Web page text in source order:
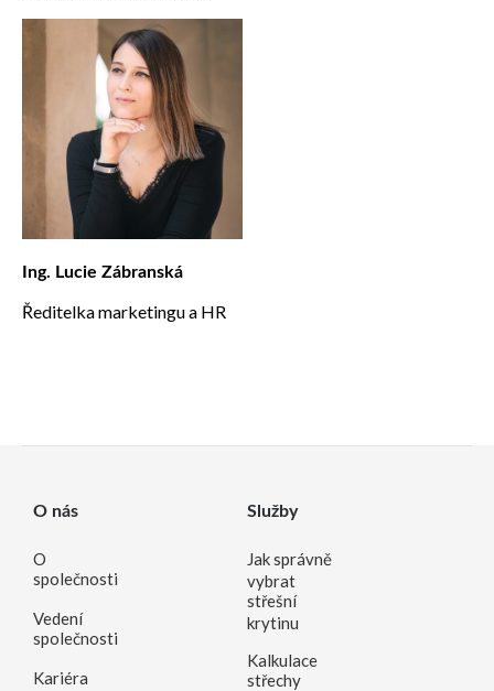
Ing. Lucie Zábranská
Ředitelka marketingu a HR
O nás
O
společnosti
Vedení
společnosti
Kariéra
Služby
Jak správně
vybrat
střešní
krytinu
Kalkulace
střechy